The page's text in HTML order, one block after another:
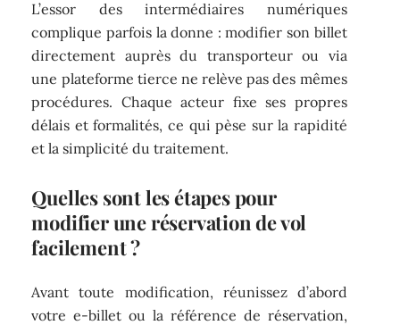
L’essor des intermédiaires numériques
complique parfois la donne : modifier son billet
directement auprès du transporteur ou via
une plateforme tierce ne relève pas des mêmes
procédures. Chaque acteur fixe ses propres
délais et formalités, ce qui pèse sur la rapidité
et la simplicité du traitement.
Quelles sont les étapes pour
modifier une réservation de vol
facilement ?
Avant toute modification, réunissez d’abord
votre e-billet ou la référence de réservation,